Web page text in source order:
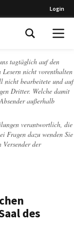
Login
tagtäglich auf den
Lesern nicht vorenthalten
nicht bearbeitete und auf
Dritter. Welche damit
außerhalb
verantwortlich, die
Fragen dazu wenden Sie
Versender der
des